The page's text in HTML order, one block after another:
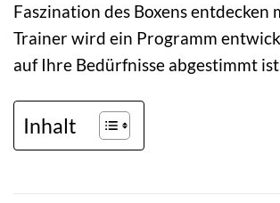
Faszination des Boxens entdecken
Trainer wird ein Programm
auf Ihre Bedürfnisse abgestimmt
Inhalt